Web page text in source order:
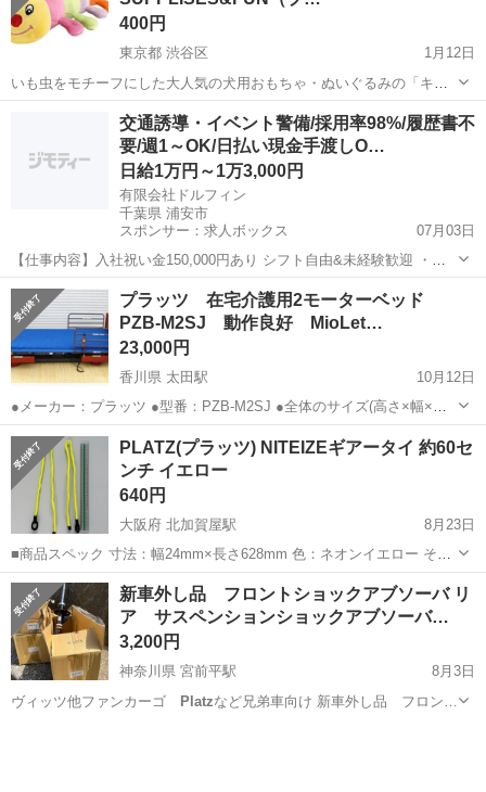
400円
東京都 渋谷区
1月12日
いも虫をモチーフにした大人気の犬用おもちゃ・ぬいぐるみの「キャ
タピーシリーズ」。 カラフルなボディで、7色の体の節々に鳴り笛が
入っています。（計7つのスクィーカーが入っています。） 愛犬がど
こを噛んでも鳴り笛がなり楽しま...
おもちゃ キャタピー
交通誘導・イベント警備/採用率98%/履歴書不
要/週1～OK/日払い現金手渡しO…
日給1万円～1万3,000円
有限会社ドルフィン
千葉県 浦安市
スポンサー：求人ボックス
07月03日
【仕事内容】入社祝い金150,000円あり シフト自由&未経験歓迎
・直
行直帰OK ・一部車・自転車・バイク通勤OK ・週1～OK ・日払い・
週払いOK、現金手渡しも可能です! <仕事内容> 建築・土木工事現場
で...
アルバイト・パート
プラッツ 在宅介護用2モーターベッド
PZB-M2SJ 動作良好 MioLet…
23,000円
香川県 太田駅
10月12日
●メーカー：プラッツ ●型番：PZB-M2SJ ●全体のサイズ(高さ×幅×奥
行)：102×211×98 ＜商品説明＞ プラッツ 在宅介護用2モーターベッド
PZB-M2SJ 動作良好 MioLet 背...
香川 高松市 ミオレット
PLATZ(プラッツ) NITEIZEギアータイ 約60セ
ンチ イエロー
640円
大阪府 北加賀屋駅
8月23日
■商品スペック 寸法：幅24mm×長さ628mm 色：ネオンイエロー その
他仕様： ●あらゆる物の固定や結束に。汎用性抜群で使い方は自由自
在。 ●熱可塑性エラストマー ●カーボンスチールワイヤー
大阪 大阪市 北加賀屋駅 野球 使い方
新車外し品 フロントショックアブソーバ リ
ア サスペンションショックアブソーバ…
3,200円
神奈川県 宮前平駅
8月3日
ヴィッツ他ファンカーゴ
Platz など兄弟車向け 新車外し品 フロン…